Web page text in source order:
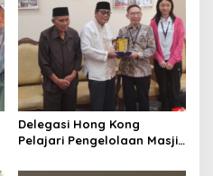
Delegasi Hong Kong
Pelajari Pengelolaan Masjid